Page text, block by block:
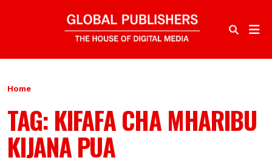
Home
TAG: KIFAFA CHA MHARIBU
KIJANA PUA